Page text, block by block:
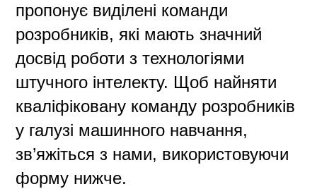
пропонує виділені команди
розробників, які мають значний
досвід роботи з технологіями
штучного інтелекту. Щоб найняти
кваліфіковану команду розробників
у галузі машинного навчання,
зв’яжіться з нами, використовуючи
форму нижче.